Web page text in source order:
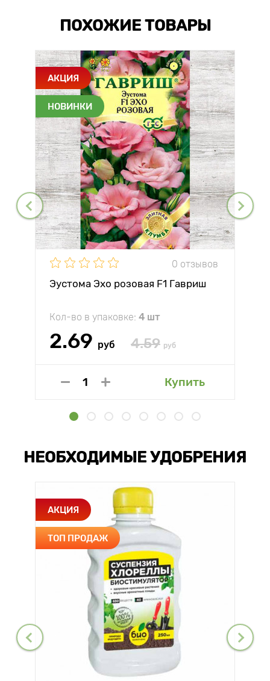
ПОХОЖИЕ ТОВАРЫ
АКЦИЯ
НОВИНКИ
0 отзывов
Эустома Эхо розовая F1 Гавриш
Кол-во в упаковке: 4 шт
2.69 руб 4.59 руб
Купить
НЕОБХОДИМЫЕ УДОБРЕНИЯ
АКЦИЯ
ТОП ПРОДАЖ